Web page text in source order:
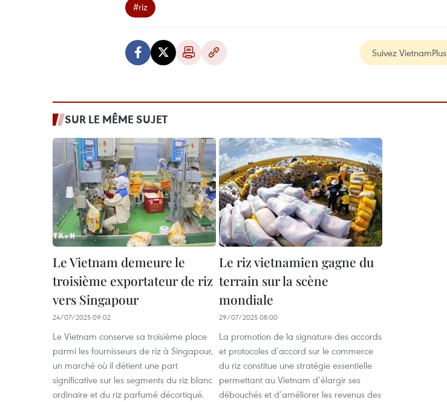
#riz
Suivez VietnamPlus
SUR LE MÊME SUJET
Le Vietnam demeure le
troisième exportateur de riz
vers Singapour
24/07/2025 09:02
Le Vietnam conserve sa troisième place
parmi les fournisseurs de riz à Singapour,
un marché où il détient une part
significative sur les segments du riz blanc
ordinaire et du riz parfumé décortiqué.
Le riz vietnamien gagne du
terrain sur la scène
mondiale
29/07/2025 08:00
La promotion de la signature des accords
et protocoles d’accord sur le commerce
du riz constitue une stratégie essentielle
permettant au Vietnam d’élargir ses
débouchés et d’améliorer les revenus des